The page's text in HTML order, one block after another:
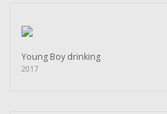
Young Boy drinking
2017